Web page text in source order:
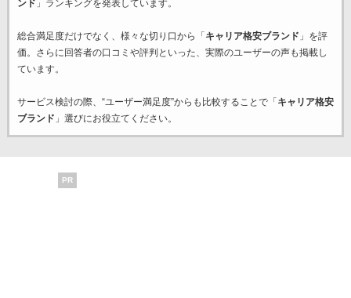
ンド 」ランキングを発表しています。
総合満足度だけでなく、様々な切り口から「 キャリア格安ブランド 」を評
価。さらに回答者の口コミや評判といった、実際のユーザーの声も掲載し
ています。
サービス検討の際、“ユーザー満足度”からも比較することで「 キャリア格安
ブランド 」選びにお役立てください。
PR